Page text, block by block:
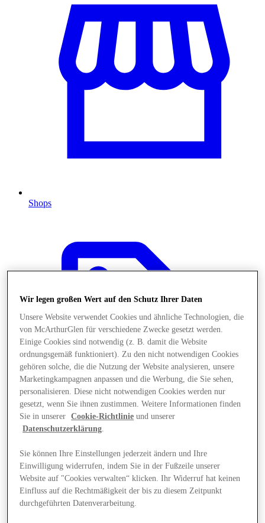
Shops
Wir legen großen Wert auf den Schutz Ihrer Daten
Unsere Website verwendet Cookies und ähnliche Technologien, die
von McArthurGlen für verschiedene Zwecke gesetzt werden.
Einige Cookies sind notwendig (z. B. damit die Website
ordnungsgemäß funktioniert). Zu den nicht notwendigen Cookies
gehören solche, die die Nutzung der Website analysieren, unsere
Marketingkampagnen anpassen und die Werbung, die Sie sehen,
personalisieren. Diese nicht notwendigen Cookies werden nur
gesetzt, wenn Sie ihnen zustimmen. Weitere Informationen finden
Sie in unserer
Cookie-Richtlinie und unserer
Datenschutzerklärung.
Sie können Ihre Einstellungen jederzeit ändern und Ihre
Einwilligung widerrufen, indem Sie in der Fußzeile unserer
Website auf "Cookies verwalten“ klicken. Ihr Widerruf hat keinen
Einfluss auf die Rechtmäßigkeit der bis zu diesem Zeitpunkt
durchgeführten Datenverarbeitung.